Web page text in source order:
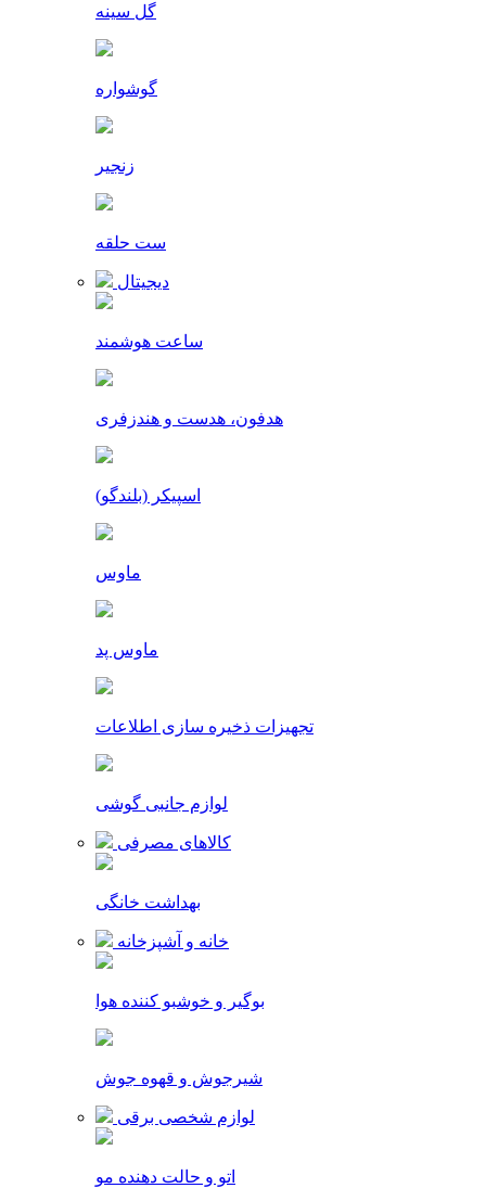
گل سینه
گوشواره
زنجیر
ست حلقه
دیجیتال
ساعت هوشمند
هدفون، هدست و هندزفری
اسپیکر (بلندگو)
ماوس
ماوس پد
تجهیزات ذخیره سازی اطلاعات
لوازم جانبی گوشی
کالاهای مصرفی
بهداشت خانگی
خانه و آشپزخانه
بوگیر و خوشبو کننده هوا
شیرجوش و قهوه جوش
لوازم شخصی برقی
اتو و حالت دهنده مو